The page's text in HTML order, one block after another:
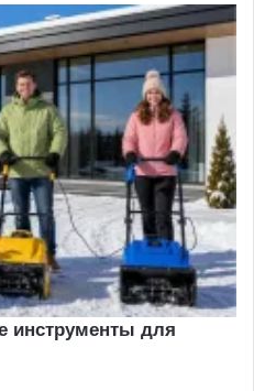
инструменты для